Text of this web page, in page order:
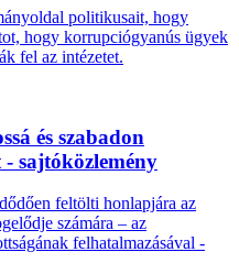
politikusait, hogy
hogy korrupciógyanús ügyek
fel az intézetet.
és szabadon
- sajtóközlemény
feltölti honlapjára az
számára – az
felhatalmazásával -